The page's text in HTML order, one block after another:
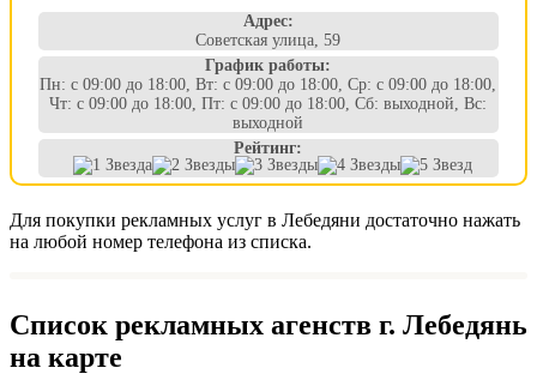
Адрес:
Советская улица, 59
График работы:
Пн: с 09:00 до 18:00, Вт: с 09:00 до 18:00, Ср: с 09:00 до 18:00,
Чт: с 09:00 до 18:00, Пт: с 09:00 до 18:00, Сб: выходной, Вс:
выходной
Рейтинг:
Для покупки рекламных услуг в Лебедяни достаточно нажать
на любой номер телефона из списка.
Список рекламных агенств г. Лебедянь
на карте